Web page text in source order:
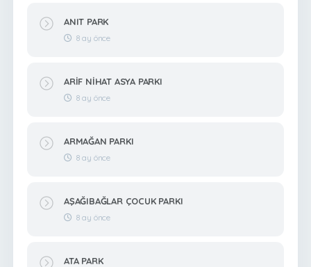
ANIT PARK
8 ay önce
ARİF NİHAT ASYA PARKI
8 ay önce
ARMAĞAN PARKI
8 ay önce
AŞAĞIBAĞLAR ÇOCUK PARKI
8 ay önce
ATA PARK